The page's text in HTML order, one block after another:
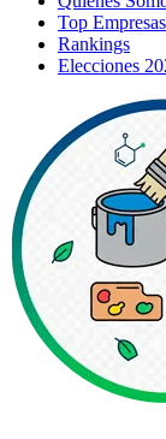
Top Empresas
Rankings
Elecciones